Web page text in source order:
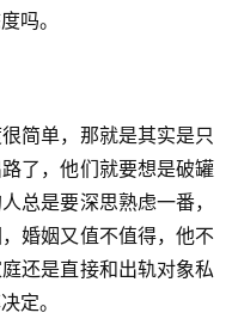
吗。
简单，那就是其实是只
了，他们就要想是破罐
总是要深思熟虑一番，
婚姻又值不值得，他不
还是直接和出轨对象私
定。